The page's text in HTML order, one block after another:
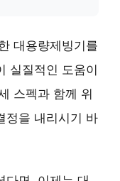
대용량제빙기를
실질적인 도움이
스펙과 함께 위
정을 내리시기 바